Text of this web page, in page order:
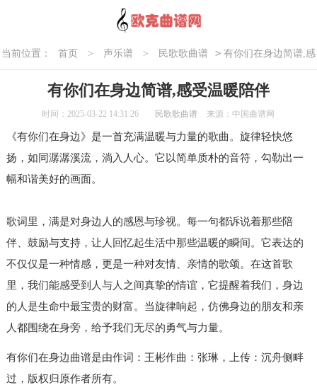
当前位置： 首页 > 声乐谱 > 民歌歌曲谱 > 有你们在身边简谱,感
有你们在身边简谱,感受温暖陪伴
时间：2025-03-22 14:31:26 民歌歌曲谱 来源：中国曲谱网
《有你们在身边》是一首充满温暖与力量的歌曲。旋律轻快悠
扬，如同潺潺溪流，淌入人心。它以简单质朴的音符，勾勒出一
幅和谐美好的画面。
歌词里，满是对身边人的感恩与珍视。每一句都诉说着那些陪
伴、鼓励与支持，让人回忆起生活中那些温暖的瞬间。它表达的
不仅仅是一种情感，更是一种对友情、亲情的歌颂。在这首歌
里，我们能感受到人与人之间真挚的情谊，它提醒着我们，身边
的人是生命中最宝贵的财富。当旋律响起，仿佛身边的朋友和亲
人都围绕在身旁，给予我们无尽的勇气与力量。
有你们在身边曲谱是由作词：王彬作曲：张琳，上传：沉舟侧畔
过，版权归原作者所有。